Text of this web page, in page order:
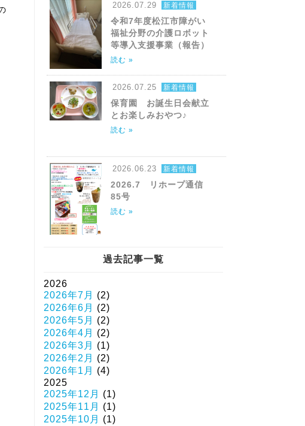
2026.07.29 新着情報
令和7年度松江市障がい
福祉分野の介護ロボット
等導入支援事業（報告）
読む »
2026.07.25 新着情報
保育園 お誕生日会献立
とお楽しみおやつ♪
読む »
2026.06.23 新着情報
2026.7 リホープ通信
85号
読む »
過去記事一覧
2026
2026年7月
(2)
2026年6月
(2)
2026年5月
(2)
2026年4月
(2)
2026年3月
(1)
2026年2月
(2)
2026年1月
(4)
2025
2025年12月
(1)
2025年11月
(1)
2025年10月
(1)